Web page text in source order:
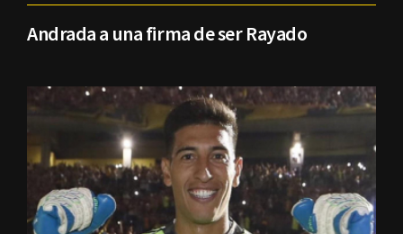
Andrada a una firma de ser Rayado